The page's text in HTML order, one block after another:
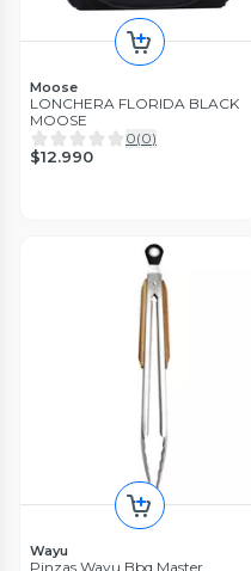
Moose
LONCHERA FLORIDA BLACK
MOOSE
0(0)
$12.990
Wayu
Pinzas Wayu Bbq Master